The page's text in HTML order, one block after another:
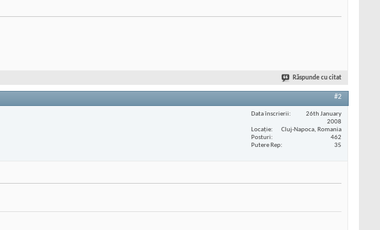
Răspunde cu citat
#2
Data înscrierii
26th January
2008
Locaţie
Cluj-Napoca, Romania
Posturi
462
Putere Rep
35